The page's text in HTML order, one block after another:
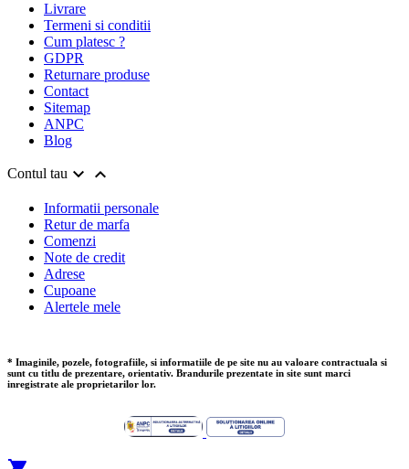
Livrare
Termeni si conditii
Cum platesc ?
GDPR
Returnare produse
Contact
Sitemap
ANPC
Blog
Contul tau  
Informatii personale
Retur de marfa
Comenzi
Note de credit
Adrese
Cupoane
Alertele mele
* Imaginile, pozele, fotografiile, si informatiile de pe site nu au valoare contractuala si
sunt cu titlu de prezentare, orientativ. Brandurile prezentate in site sunt marci
inregistrate ale proprietarilor lor.